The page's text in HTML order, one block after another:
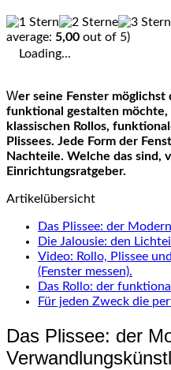
average: 5,00 out of 5)
Loading...
Wer seine Fenster möglichst dekorativ und zugleich
funktional gestalten möchte,
klassischen Rollos,
Plissees. Jede Form der
Nachteile. Welche das sind,
Einrichtungsratgeber.
Artikelübersicht
Das Plissee: der
Die Jalousie: den
Video: Rollo, Plissee
(Fenster messen).
Das Rollo: der
Für jeden Zweck die
Das Plissee: der